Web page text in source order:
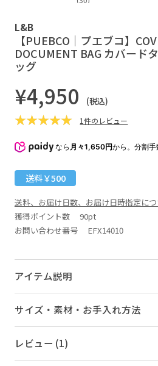
L&B
【PUEBCO｜プエブコ】
DOCUMENT BAG カバード
ッグ
¥4,950 (税込)
1件のレビュー
なら 月々1,650円から。分割
送料￥500
送料、お届け日数、お届け日時指定に
獲得ポイント数 90pt
お問い合わせ番号 EFX14010
アイテム説明
サイズ・素材・お手入れ方法
レビュー (1)